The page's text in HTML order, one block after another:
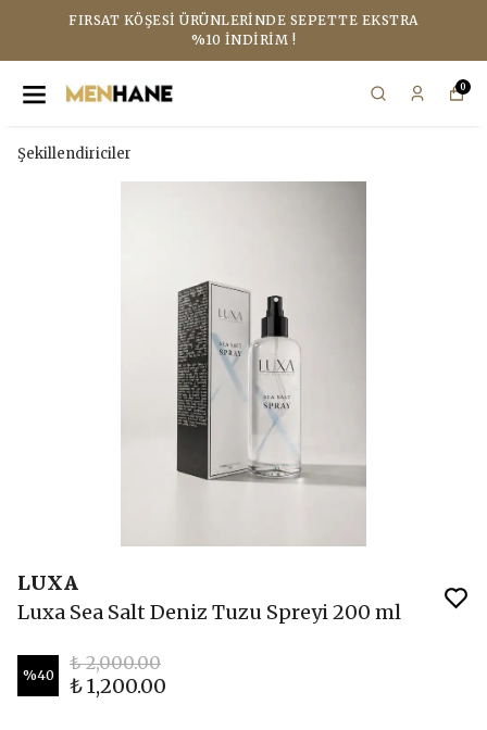
FIRSAT KÖŞESI ÜRÜNLERINDE SEPETTE EKSTRA
%10 İNDIRIM !
0
Şekillendiriciler
LUXA
Luxa Sea Salt Deniz Tuzu Spreyi 200 ml
%40
₺ 2,000.00
₺ 1,200.00